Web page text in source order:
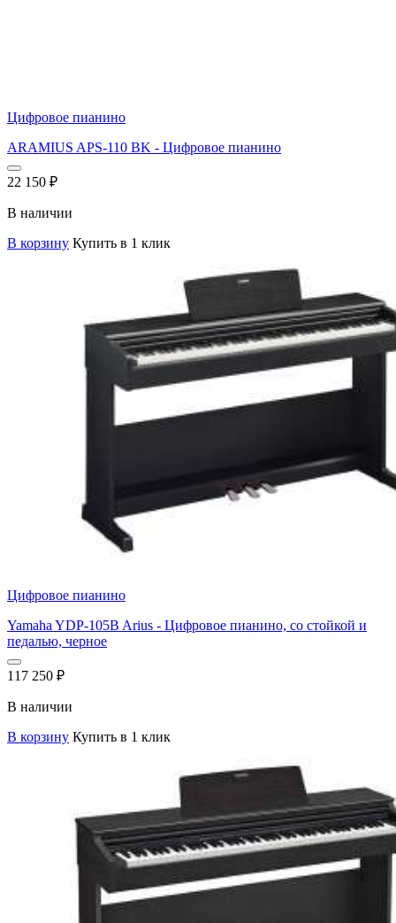
Цифровое пианино
ARAMIUS APS-110 BK - Цифровое пианино
22 150 ₽
В наличии
В корзину Купить в 1 клик
Цифровое пианино
Yamaha YDP-105B Arius - Цифровое пианино, со стойкой и
педалью, черное
117 250 ₽
В наличии
В корзину Купить в 1 клик